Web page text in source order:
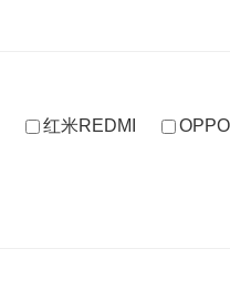
红米REDMI OPPO